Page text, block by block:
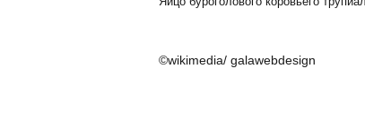
©wikimedia/ galawebdesign